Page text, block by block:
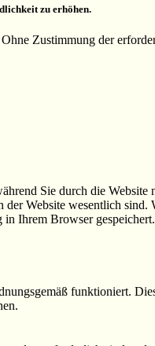
zu erhöhen.
Zustimmung der
Sie durch die
Website wesentlich
Ihrem Browser
funktioniert.